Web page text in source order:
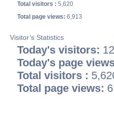
Total visitors : 5,620
Total page views: 6,913
Visitor’s Statistics
Today's visitors: 12
Today's page
Total visitors :
Total page views: